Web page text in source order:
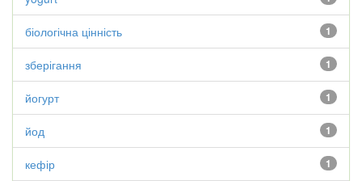
1
біологічна цінність
1
зберігання
1
йогурт
1
йод
1
кефір